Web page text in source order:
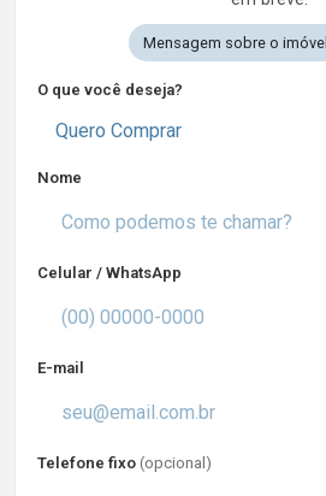
Mensagem sobre o imóvel
O que você deseja?
Quero Comprar
Nome
Celular / WhatsApp
E-mail
Telefone fixo (opcional)